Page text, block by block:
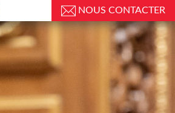
NOUS CONTACTER